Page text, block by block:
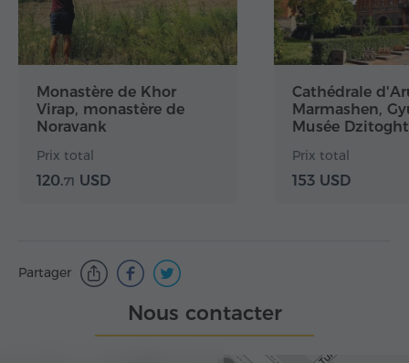
Monastère de Khor
Virap, monastère de
Noravank
Prix total
120.71 USD
Cathédrale
Marmashen,
Musée
Prix total
153 USD
Partager
Nous contacter